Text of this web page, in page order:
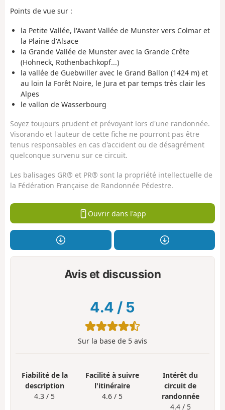
Points de vue sur :
la Petite Vallée, l'Avant Vallée de Munster vers Colmar et
la Plaine d'Alsace
la Grande Vallée de Munster avec la Grande Crête
(Hohneck, Rothenbachkopf...)
la vallée de Guebwiller avec le Grand Ballon (1424 m) et
au loin la Forêt Noire, le Jura et par temps très clair les
Alpes
le vallon de Wasserbourg
Soyez toujours prudent et prévoyant lors d'une randonnée.
Visorando et l'auteur de cette fiche ne pourront pas être
tenus responsables en cas d'accident ou de désagrément
quelconque survenu sur ce circuit.
Les balisages GR® et PR® sont la propriété intellectuelle de
la Fédération Française de Randonnée Pédestre.
Ouvrir dans l'app
Avis et discussion
4.4 / 5
Sur la base de 5 avis
Fiabilité de la
description
4.3 / 5
Facilité à suivre
l'itinéraire
4.6 / 5
Intérêt du
circuit de
randonnée
4.4 / 5